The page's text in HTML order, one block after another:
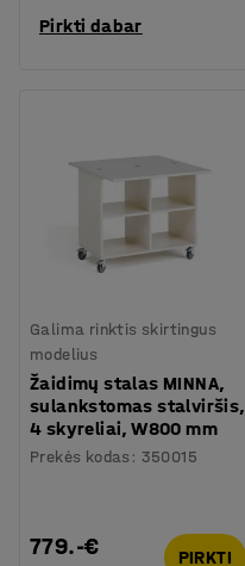
Pirkti dabar
Galima rinktis skirtingus
modelius
Žaidimų stalas MINNA,
sulankstomas stalviršis,
4 skyreliai, W800 mm
Prekės kodas : 350015
779.-€ PIRKTI